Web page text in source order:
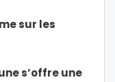
sur les
s’offre une